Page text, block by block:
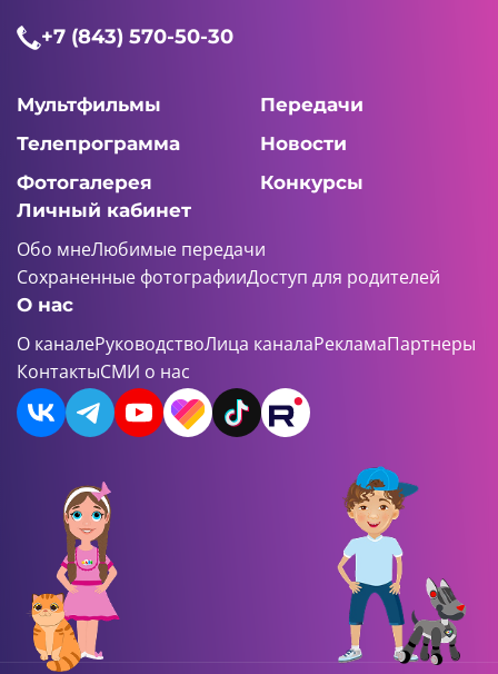
+7 (843) 570-50-30
Мультфильмы
Передачи
Телепрограмма
Новости
Фотогалерея
Конкурсы
Личный кабинет
Обо мнеЛюбимые передачи
Сохраненные фотографииДоступ для родителей
О нас
О каналеРуководствоЛица каналаРекламаПартнеры
КонтактыСМИ о нас